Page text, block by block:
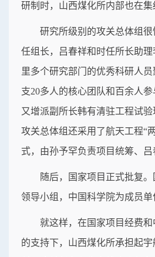
研制时，山西煤化所内部也在集
研究所级别的攻关总体组
任组长，吕春祥和时任所长助
里多个研究部门的优秀科研人
支20多人的核心团队和百余人
又增派副所长韩有清驻工程试验
攻关总体组还采用了航天工程“
式，由孙予罕负责项目统筹、吕
随后，国家项目正式批复
领导小组，中国科学院为成员单
就这样，在国家项目经费
的支持下，山西煤化所承担起